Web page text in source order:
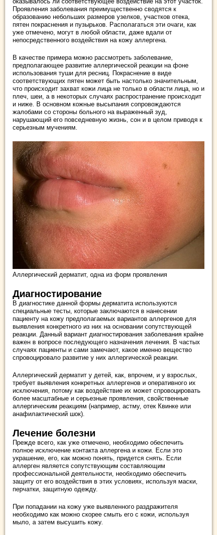
Проявления заболевания преимущественно сводятся к
образованию небольших размеров узелков, участков отека,
пятен покраснения и пузырьков. Располагаться эти очаги, как
уже отмечено, могут в любой области, даже вдали от
непосредственного воздействия на кожу аллергена.
В качестве примера можно рассмотреть заболевание,
предполагающее развитие аллергической реакции на фоне
использования туши для ресниц. Покраснение в виде
соответствующих пятен может быть настолько значительным,
что происходит захват кожи лица не только в области лица, но и
плеч, шеи, а в некоторых случаях распространение происходит
и ниже. В основном кожные высыпания сопровождаются
жалобами со стороны больного на выраженный зуд,
нарушающий его повседневную жизнь, сон и в целом приводя к
серьезным мучениям.
Аллергический дерматит, одна из форм проявления
Диагностирование
В диагностике данной формы дерматита используются
специальные тесты, которые заключаются в нанесении
пациенту на кожу предполагаемых вариантов аллергенов для
выявления конкретного из них на основании сопутствующей
реакции. Данный вариант диагностирования заболевания крайне
важен в вопросе последующего назначения лечения. В частых
случаях пациенты и сами замечают, какое именно вещество
спровоцировало развитие у них аллергической реакции.
Аллергический дерматит у детей, как, впрочем, и у взрослых,
требует выявления конкретных аллергенов и оперативного их
исключения, потому как воздействие их может спровоцировать
более масштабные и серьезные проявления, свойственные
аллергическим реакциям (например, астму, отек Квинке или
анафилактический шок).
Лечение болезни
Прежде всего, как уже отмечено, необходимо обеспечить
полное исключение контакта аллергена и кожи. Если это
украшение, его, как можно понять, придется снять. Если
аллерген является сопутствующим составляющим
профессиональной деятельности, необходимо обеспечить
защиту от его воздействия в этих условиях, используя маски,
перчатки, защитную одежду.
При попадании на кожу уже выявленного раздражителя
необходимо как можно скорее смыть его с кожи, используя
мыло, а затем высушить кожу.